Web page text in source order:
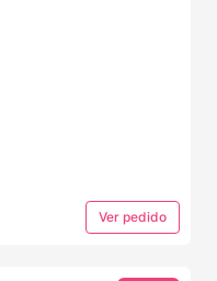
Ver pedido